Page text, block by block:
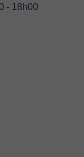
- 18h00